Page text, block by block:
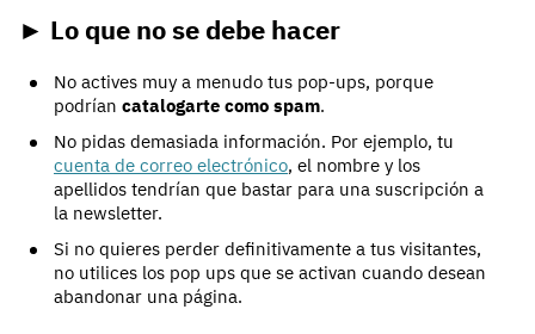
► Lo que no se debe hacer
No actives muy a menudo tus pop-ups, porque
podrían catalogarte como spam.
No pidas demasiada información. Por ejemplo, tu
cuenta de correo electrónico, el nombre y los
apellidos tendrían que bastar para una suscripción a
la newsletter.
Si no quieres perder definitivamente a tus visitantes,
no utilices los pop ups que se activan cuando desean
abandonar una página.